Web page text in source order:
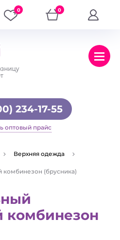
234-17-55
оптовый прайс
0 0
Верхняя одежда
(брусника)
комбинезон